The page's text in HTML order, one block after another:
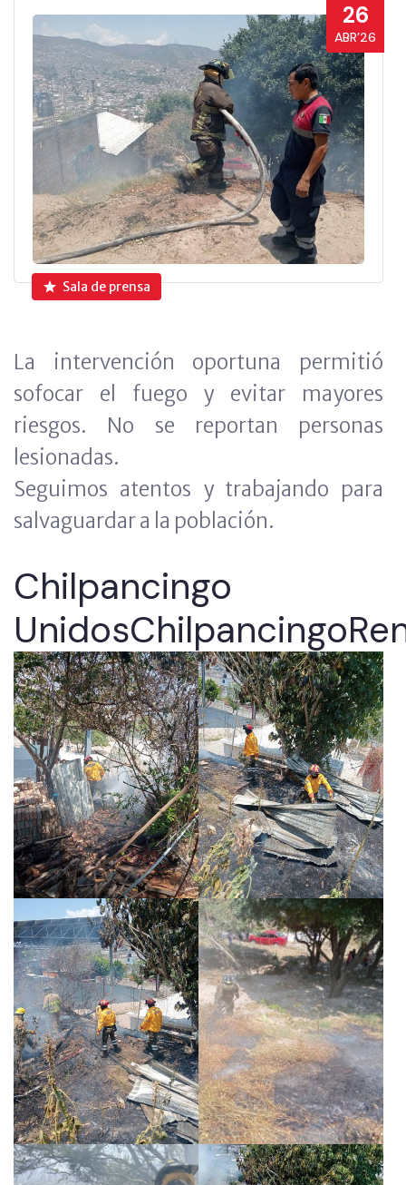
26
ABR’26
Sala de prensa
La intervención oportuna permitió
sofocar el fuego y evitar mayores
riesgos. No se reportan personas
lesionadas.
Seguimos atentos y trabajando para
salvaguardar a la población.
Chilpancingo